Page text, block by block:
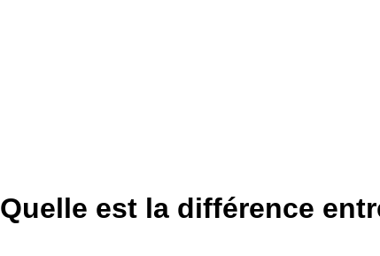
Quelle est la différence